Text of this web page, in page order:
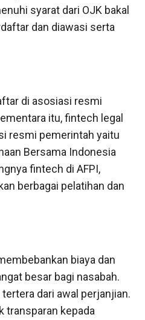
syarat dari OJK bakal
dan diawasi serta
di asosiasi resmi
itu, fintech legal
resmi pemerintah yaitu
Bersama Indonesia
fintech di AFPI,
berbagai pelatihan dan
biaya dan
besar bagi nasabah.
tertera dari awal perjanjian.
transparan kepada